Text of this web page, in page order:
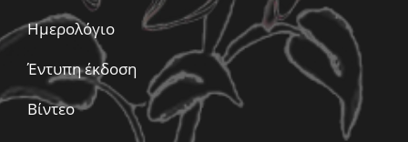
Ημερολόγιο
Έντυπη έκδοση
Βίντεο